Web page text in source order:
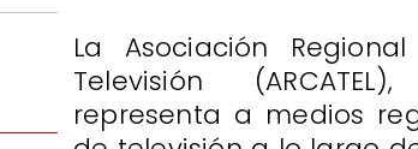
La Asociación
Televisión
representa a medios